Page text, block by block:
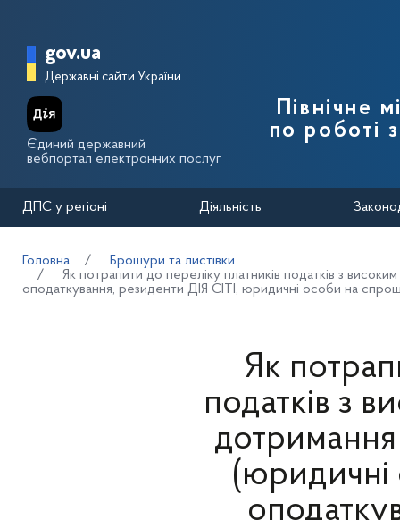
Головна сторінка Державної
gov.ua
Державні сайти України
Єдиний державний
вебпортал електронних послуг
Північне
по роботі
ДПС у регіоні Діяльність
Головна
Брошури та листівки
Як потрапити до переліку платників податків з
оподаткування, резиденти ДІЯ СІТІ, юридичні особи на
Як
податків з
дотримання
(юридичні